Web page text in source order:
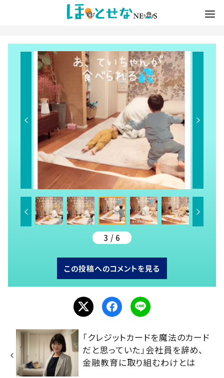
3 / 6
この投稿へのコメントを見る
「クレジットカードを魔法のカード
だと思っていた」会社員を辞め、
金融教育に取り組むわけとは